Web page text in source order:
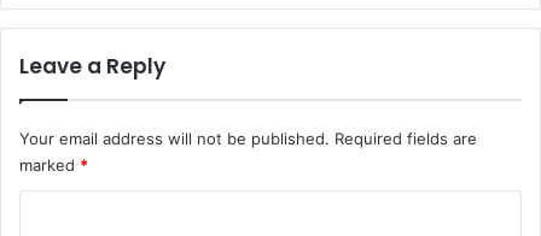
Leave a Reply
Your email address will not be published. Required fields are
marked *